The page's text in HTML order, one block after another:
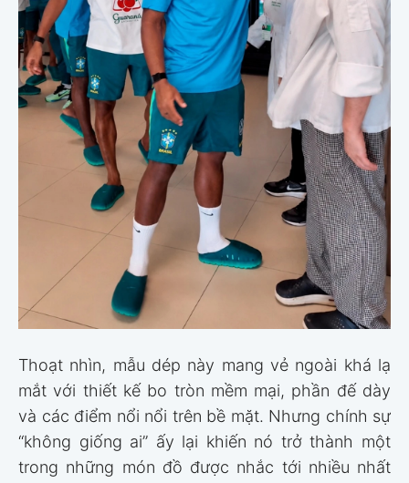
Thoạt nhìn, mẫu dép này mang vẻ ngoài khá lạ
mắt với thiết kế bo tròn mềm mại, phần đế dày
và các điểm nổi nổi trên bề mặt. Nhưng chính sự
“không giống ai” ấy lại khiến nó trở thành một
trong những món đồ được nhắc tới nhiều nhất